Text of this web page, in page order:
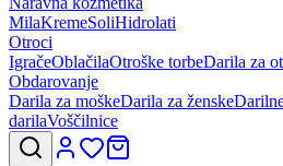
MilaKremeSoliHidrolati
Otroci
IgračeOblačilaOtroške torbeDarila za
Obdarovanje
Darila za moškeDarila za ženske
darilaVoščilnice